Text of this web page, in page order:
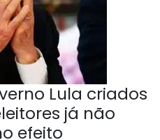
Lula criados
já não
efeito